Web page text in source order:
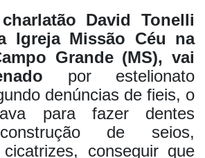
David Tonelli
Igreja Missão Céu na
Grande (MS), vai
por estelionato
denúncias de fieis, o
para fazer dentes
de seios,
cicatrizes, conseguir que